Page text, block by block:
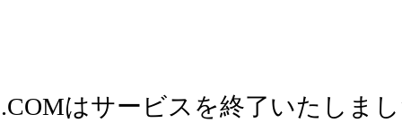
はサービスを終了いたしま